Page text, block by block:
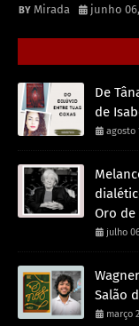
Mirada junho
De
de
agosto
Oro de
julho
Salão
março